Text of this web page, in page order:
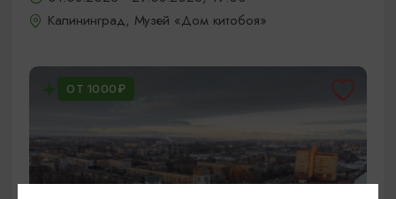
Калининград, Музей «Дом китобоя»
ОТ 1000₽